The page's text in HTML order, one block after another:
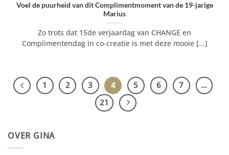
Voel de puurheid van dit Complimentmoment van de 19-jarige
Marius
Zo trots dat 15de verjaardag van CHANGE en
Complimentendag in co-creatie is met deze mooie [...]
1 2 3 4 5 6 7
…
21
OVER GINA